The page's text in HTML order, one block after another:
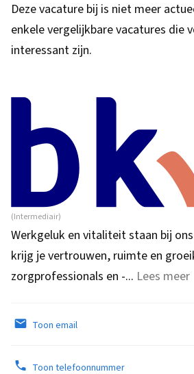
Deze vacature bij is niet meer
enkele vergelijkbare vacatures die
interessant zijn.
(Intermediair)
Werkgeluk en vitaliteit staan bij
krijg je vertrouwen, ruimte en
zorgprofessionals en -... Lees meer
Toon email
Toon telefoonnummer